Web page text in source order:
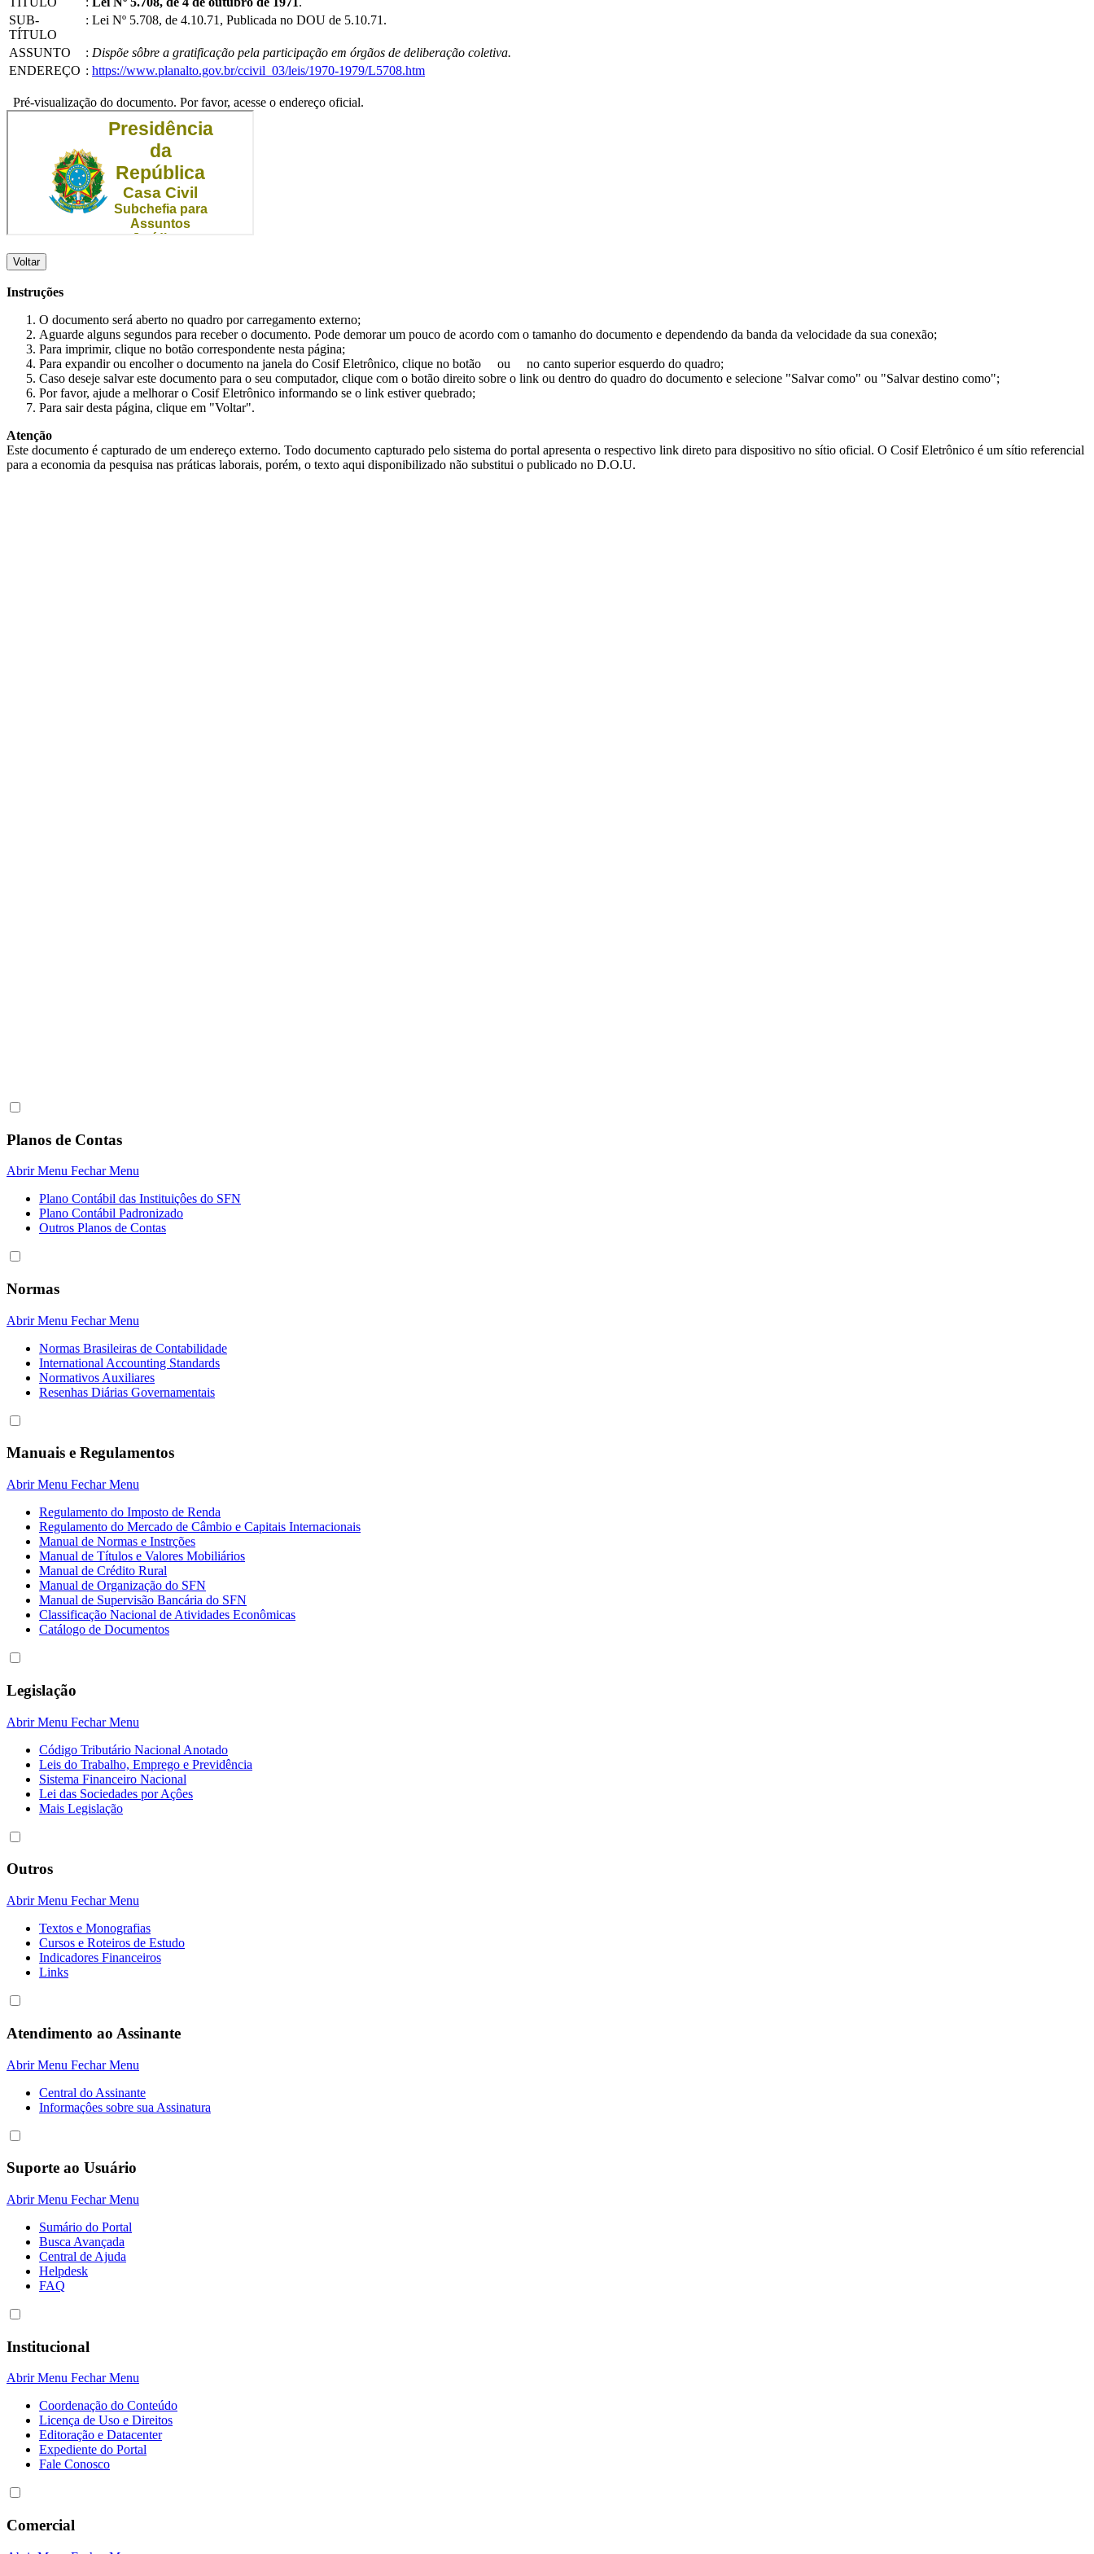
SUB-
TÍTULO
: Lei Nº 5.708, de 4.10.71, Publicada no DOU de 5.10.71.
ASSUNTO : Dispõe sôbre a gratificação pela participação em órgãos de deliberação coletiva.
ENDEREÇO : https://www.planalto.gov.br/ccivil_03/leis/1970-1979/L5708.htm
Pré-visualização do documento. Por favor, acesse o endereço oficial.
Voltar
Instruções
O documento será aberto no quadro por carregamento externo;
Aguarde alguns segundos para receber o documento. Pode demorar um pouco de acordo com o tamanho do documento e dependendo da banda da velocidade da sua conexão;
Para imprimir, clique no botão correspondente nesta página;
Para expandir ou encolher o documento na janela do Cosif Eletrônico, clique no botão
ou
no canto superior esquerdo do quadro;
Caso deseje salvar este documento para o seu computador, clique com o botão direito sobre o link ou dentro do quadro do documento e selecione "Salvar como" ou "Salvar destino como";
Por favor, ajude a melhorar o Cosif Eletrônico informando se o link estiver quebrado;
Para sair desta página, clique em "Voltar".
Atenção
Este documento é capturado de um endereço externo. Todo documento capturado pelo sistema do portal apresenta o respectivo link direto para dispositivo no sítio oficial. O Cosif Eletrônico é um sítio referencial
para a economia da pesquisa nas práticas laborais, porém, o texto aqui disponibilizado não substitui o publicado no D.O.U.
Planos de Contas
Abrir Menu Fechar Menu
Plano Contábil das Instituiçôes do SFN
Plano Contábil Padronizado
Outros Planos de Contas
Normas
Abrir Menu Fechar Menu
Normas Brasileiras de Contabilidade
International Accounting Standards
Normativos Auxiliares
Resenhas Diárias Governamentais
Manuais e Regulamentos
Abrir Menu Fechar Menu
Regulamento do Imposto de Renda
Regulamento do Mercado de Câmbio e Capitais Internacionais
Manual de Normas e Instrções
Manual de Títulos e Valores Mobiliários
Manual de Crédito Rural
Manual de Organização do SFN
Manual de Supervisão Bancária do SFN
Classificação Nacional de Atividades Econômicas
Catálogo de Documentos
Legislação
Abrir Menu Fechar Menu
Código Tributário Nacional Anotado
Leis do Trabalho, Emprego e Previdência
Sistema Financeiro Nacional
Lei das Sociedades por Açôes
Mais Legislação
Outros
Abrir Menu Fechar Menu
Textos e Monografias
Cursos e Roteiros de Estudo
Indicadores Financeiros
Links
Atendimento ao Assinante
Abrir Menu Fechar Menu
Central do Assinante
Informaçôes sobre sua Assinatura
Suporte ao Usuário
Abrir Menu Fechar Menu
Sumário do Portal
Busca Avançada
Central de Ajuda
Helpdesk
FAQ
Institucional
Abrir Menu Fechar Menu
Coordenação do Conteúdo
Licença de Uso e Direitos
Editoração e Datacenter
Expediente do Portal
Fale Conosco
Comercial